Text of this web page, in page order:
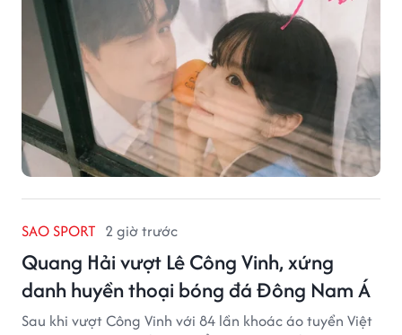
SAO SPORT 2 giờ trước
Quang Hải vượt Lê Công Vinh, xứng
danh huyền thoại bóng đá Đông Nam Á
Sau khi vượt Công Vinh với 84 lần khoác áo tuyển Việt